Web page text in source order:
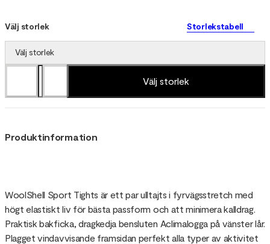
Välj storlek Storlekstabell
Välj storlek
Välj storlek
Produktinformation
WoolShell Sport Tights är ett par ulltajts i fyrvägsstretch med
högt elastiskt liv för bästa passform och att minimera kalldrag.
Praktisk bakficka, dragkedja bensluten Aclimalogga på vänster lår.
Plagget vindavvisande framsidan perfekt alla typer av aktivitet